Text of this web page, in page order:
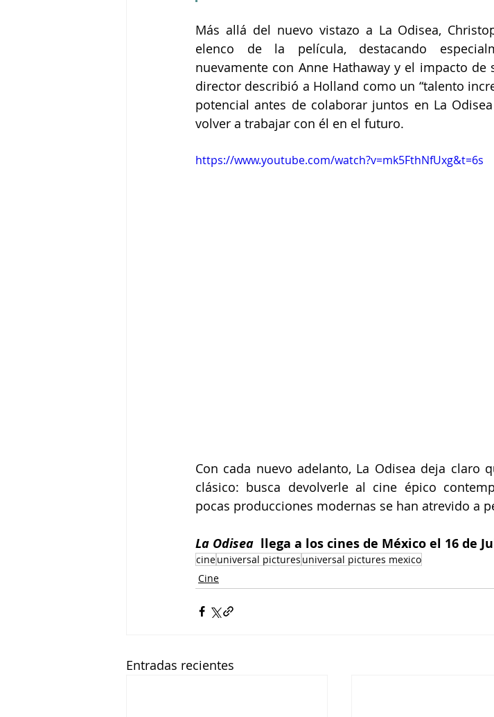
Más allá del nuevo vistazo a La Odisea,
elenco de la película, destacando
nuevamente con Anne Hathaway y el impacto
director describió a Holland como un “talento
potencial antes de colaborar juntos en La
volver a trabajar con él en el futuro.
https://www.youtube.com/watch?v=mk5FthNfUxg&t=6s
Con cada nuevo adelanto, La Odisea deja claro
clásico: busca devolverle al cine épico
pocas producciones modernas se han atrevido a
La Odisea
llega a los cines de México el 16 de
cineuniversal pictures universal pictures mexico
Cine
Entradas recientes